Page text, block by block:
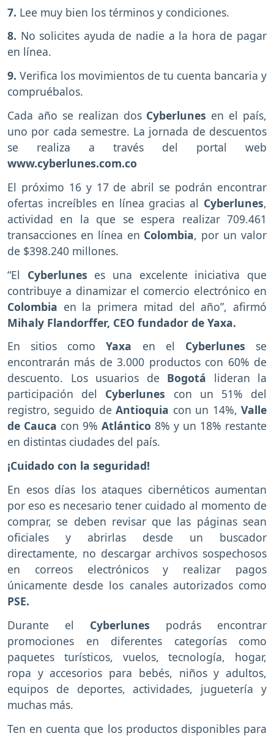
7. Lee muy bien los términos y condiciones.
8. No solicites ayuda de nadie a la hora de pagar
en línea.
9. Verifica los movimientos de tu cuenta bancaria y
compruébalos.
Cada año se realizan dos Cyberlunes en el país,
uno por cada semestre. La jornada de descuentos
se realiza a través del portal web
www.cyberlunes.com.co
El próximo 16 y 17 de abril se podrán encontrar
ofertas increíbles en línea gracias al Cyberlunes,
actividad en la que se espera realizar 709.461
transacciones en línea en Colombia, por un valor
de $398.240 millones.
“El Cyberlunes es una excelente iniciativa que
contribuye a dinamizar el comercio electrónico en
Colombia en la primera mitad del año”, afirmó
Mihaly Flandorffer, CEO fundador de Yaxa.
En sitios comoYaxa en el Cyberlunes se
encontrarán más de 3.000 productos con 60% de
descuento. Los usuarios de Bogotá lideran la
participación del Cyberlunes con un 51% del
registro, seguido deAntioquia con un 14%,Valle
de Cauca con 9% Atlántico 8% y un 18% restante
en distintas ciudades del país.
¡Cuidado con la seguridad!
En esos días los ataques cibernéticos aumentan
por eso es necesario tener cuidado al momento de
comprar, se deben revisar que las páginas sean
oficiales y abrirlas desde un buscador
directamente, no descargar archivos sospechosos
en correos electrónicos y realizar pagos
únicamente desde los canales autorizados como
PSE.
Durante el Cyberlunes podrás encontrar
promociones en diferentes categorías como
paquetes turísticos, vuelos, tecnología, hogar,
ropa y accesorios para bebés, niños y adultos,
equipos de deportes, actividades, juguetería y
muchas más.
Ten en cuenta que los productos disponibles para